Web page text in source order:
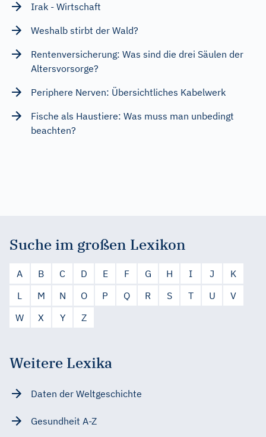
Irak - Wirtschaft
Weshalb stirbt der Wald?
Rentenversicherung: Was sind die drei Säulen der
Altersvorsorge?
Periphere Nerven: Übersichtliches Kabelwerk
Fische als Haustiere: Was muss man unbedingt
beachten?
Suche im großen Lexikon
A B C D E F G H I J
K
L
M N O P Q R S T U
V
W
X Y Z
Weitere Lexika
Daten der Weltgeschichte
Gesundheit A-Z